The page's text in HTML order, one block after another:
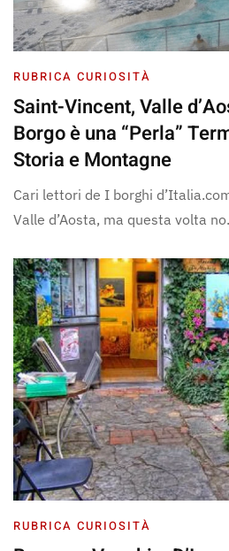
RUBRICA CURIOSITÀ
Saint-Vincent, Valle
Borgo è una “Perla”
Storia e Montagne
Cari lettori de I borghi
Valle d’Aosta, ma questa volta
RUBRICA CURIOSITÀ